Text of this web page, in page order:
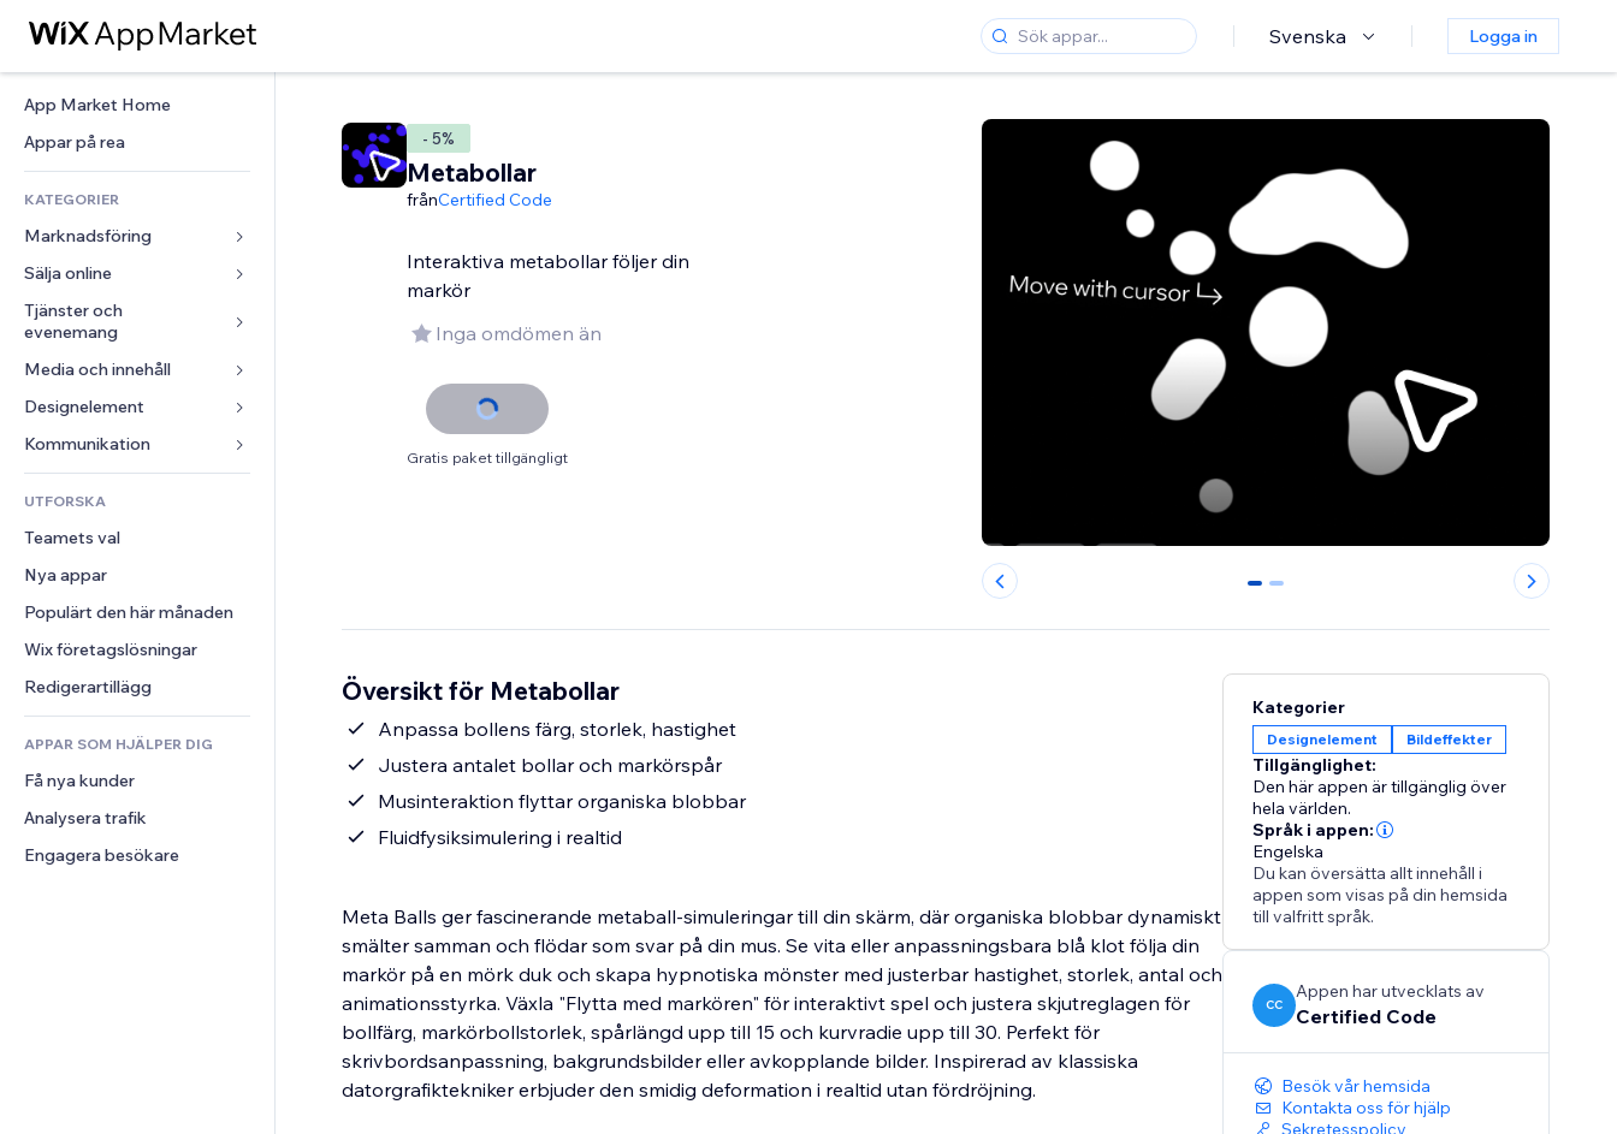
Svenska Logga in
App Market Home
Appar på rea
KATEGORIER
Marknadsföring
Annonser
Mobil
Statistik
Sociala medier
SEO
Interaktioner
Listningar
E-post
Konvertering
Sälja online
Appar för butiker
Frakt och leverans
Sälj-knappar
Onlinekurser
Beställtryck
Redovisning
Kuponger och lojalitet
Lagerlösningar
Dropshipping
Priser och abonnemang
Crowdfunding
Mat och dryck
Tjänster och
evenemang
Hotell
Evenemang
Restauranger
Fastigheter
Bokningar
Media och innehåll
Galleri
Musik
Podcasts
Fotografering
Video
PDF
Fildelning
Nyheter
Designelement
Kartor och navigering
Integritet och säkerhet
Klocka
Sidmallar
Bildeffekter
Knappar och menyer
Banners och märken
Kalkylatorer
Sök
Väder
Diagram och tabeller
Formulär
Undersökningar
Chatt
Kommentarer
Telefon
Community
Omdömen och recensioner
CRM
UTFORSKA
Teamets val
Nya appar
Populärt den här månaden
Wix företagslösningar
Redigerartillägg
APPAR SOM HJÄLPER DIG
Få nya kunder
Analysera trafik
Engagera besökare
- 5%
Metabollar
frånCertified Code
Interaktiva metabollar följer din
markör
Inga omdömen än
Gratis paket tillgängligt
0 1
Översikt för Metabollar
Anpassa bollens färg, storlek, hastighet
Justera antalet bollar och markörspår
Musinteraktion flyttar organiska blobbar
Fluidfysiksimulering i realtid
Meta Balls ger fascinerande metaball-simuleringar till din skärm, där organiska blobbar dynamiskt
smälter samman och flödar som svar på din mus. Se vita eller anpassningsbara blå klot följa din
markör på en mörk duk och skapa hypnotiska mönster med justerbar hastighet, storlek, antal och
animationsstyrka. Växla "Flytta med markören" för interaktivt spel och justera skjutreglagen för
bollfärg, markörbollstorlek, spårlängd upp till 15 och kurvradie upp till 30. Perfekt för
skrivbordsanpassning, bakgrundsbilder eller avkopplande bilder. Inspirerad av klassiska
datorgrafiktekniker erbjuder den smidig deformation i realtid utan fördröjning.
Kategorier
Designelement Bildeffekter
Tillgänglighet:
Den här appen är tillgänglig över
hela världen.
Språk i appen:
Engelska
Du kan översätta allt innehåll i
appen som visas på din hemsida
till valfritt språk.
CC
Appen har utvecklats av
Certified Code
Besök vår hemsida
Kontakta oss för hjälp
Sekretesspolicy